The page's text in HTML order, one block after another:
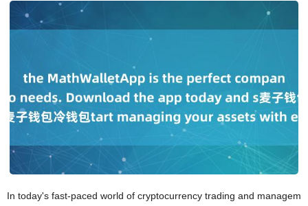
In today's fast-paced world of cryptocurrency trading and managem